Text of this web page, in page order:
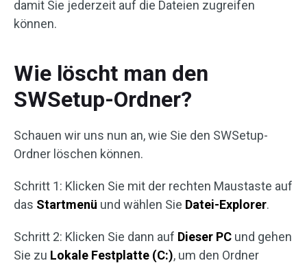
damit Sie jederzeit auf die Dateien zugreifen
können.
Wie löscht man den
SWSetup-Ordner?
Schauen wir uns nun an, wie Sie den SWSetup-
Ordner löschen können.
Schritt 1: Klicken Sie mit der rechten Maustaste auf
das Startmenü und wählen Sie Datei-Explorer.
Schritt 2: Klicken Sie dann auf Dieser PC und gehen
Sie zu Lokale Festplatte (C:), um den Ordner